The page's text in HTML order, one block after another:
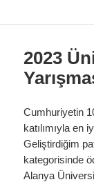
2023
Cumhuriyetin
katılımıyla en
Geliştirdiğim
kategorisinde
Alanya